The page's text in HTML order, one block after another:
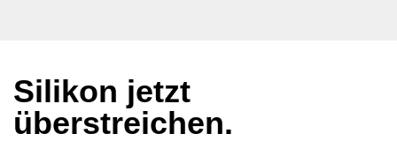
Silikon jetzt
überstreichen.